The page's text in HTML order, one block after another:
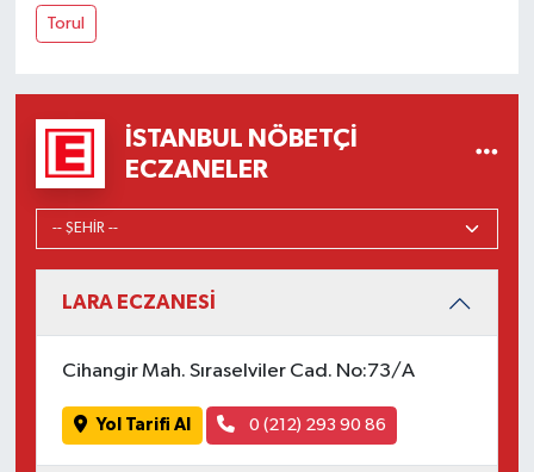
Torul
İSTANBUL NÖBETÇI
ECZANELER
LARA ECZANESİ
Cihangir Mah. Sıraselviler Cad. No:73/A
Yol Tarifi Al 0 (212) 293 90 86